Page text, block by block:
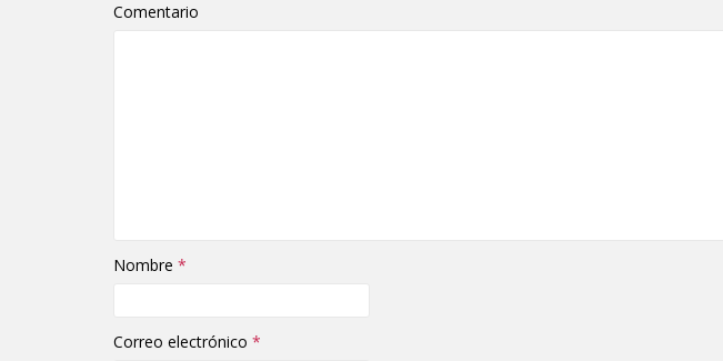
Comentario
Nombre *
Correo electrónico *